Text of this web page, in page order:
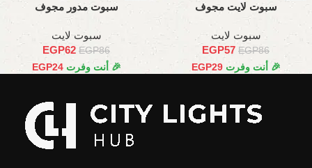
سبوت لايت مجوف
سبوت لايت
EGP86
EGP57
🎉 أنت وفرت EGP29
سبوت مدور مجوف
سبوت لايت
EGP86
EGP62
🎉 أنت وفرت EGP24